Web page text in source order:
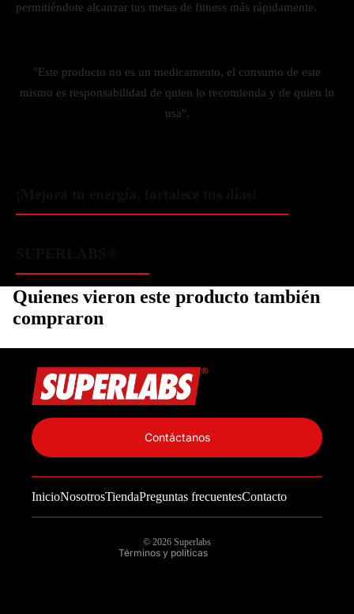
permitiéndote alcanzar tus metas de fitness más rápidamente.
"Este producto no es un medicamento, el consumo de este
mismo es responsabilidad de quien lo recomienda y de quien lo
usa".
Quienes vieron este producto también
compraron
InicioNosotrosTiendaPreguntas frecuentesContacto
Contáctanos
© 2026 Superlabs
Términos y políticas
Información de contacto
Política de reembolso
Términos del servicio
Política de envío